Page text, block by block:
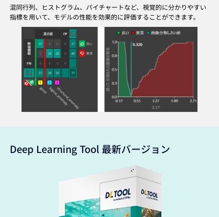
混同行列、ヒストグラム、パイチャートなど、 視覚的に分かりやすい
指標を用いて、 モデルの性能を効果的に評価することができます。
Deep Learning Tool 最新バージョン